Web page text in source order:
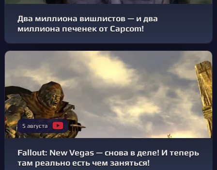
Два миллиона вишлистов — и два
миллиона печенек от Capcom!
5 августа
Fallout: New Vegas — снова в деле! И теперь
там реально есть чем заняться!